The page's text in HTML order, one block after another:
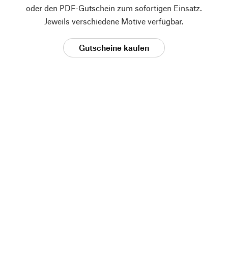
oder den PDF-Gutschein zum sofortigen Einsatz.
Jeweils verschiedene Motive verfügbar.
Gutscheine kaufen